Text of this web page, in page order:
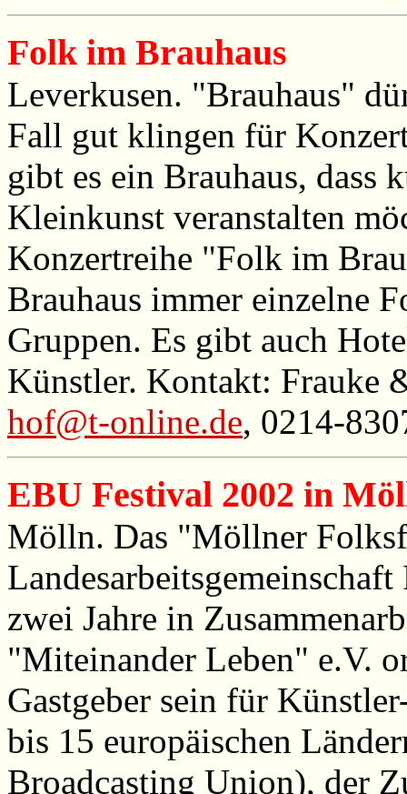
Folk im Brauhaus
Leverkusen. "Brauhaus"
Fall gut klingen für
gibt es ein Brauhaus,
Kleinkunst veranstalten
Konzertreihe "Folk im
Brauhaus immer einzelne
Gruppen. Es gibt auch
Künstler. Kontakt: Frauke
hof@t-online.de, 0214-
EBU Festival 2002 in
Mölln. Das "Möllner
zwei Jahre in
"Miteinander Leben" e.V.
Gastgeber sein für
bis 15 europäischen
Broadcasting Union), der